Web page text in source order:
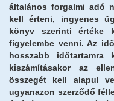
általános forgalmi adó
kell érteni, ingyenes
könyv szerinti értéke
figyelembe venni. Az
hosszabb
kiszámításakor az
összegét kell alapul
ugyanazon szerződő